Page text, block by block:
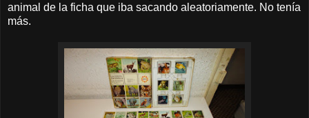
animal de la ficha que iba sacando aleatoriamente. No tenía
más.